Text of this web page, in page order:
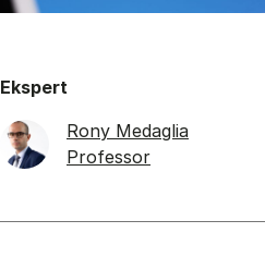
Ekspert
Rony Medaglia
Professor